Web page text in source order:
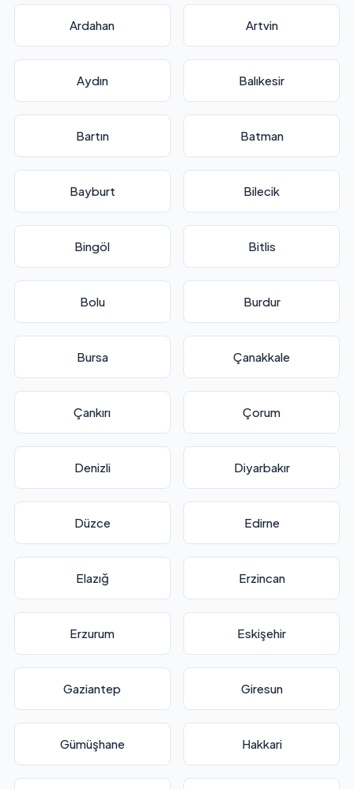
Ardahan Artvin
Aydın Balıkesir
Bartın Batman
Bayburt Bilecik
Bingöl Bitlis
Bolu Burdur
Bursa Çanakkale
Çankırı Çorum
Denizli Diyarbakır
Düzce Edirne
Elazığ Erzincan
Erzurum Eskişehir
Gaziantep Giresun
Gümüşhane Hakkari